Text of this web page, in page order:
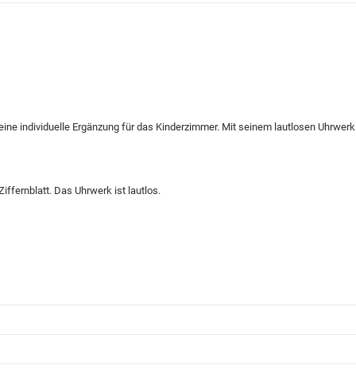
individuelle Ergänzung für das Kinderzimmer. Mit seinem lautlosen Uhrwerk
Das Uhrwerk ist lautlos.